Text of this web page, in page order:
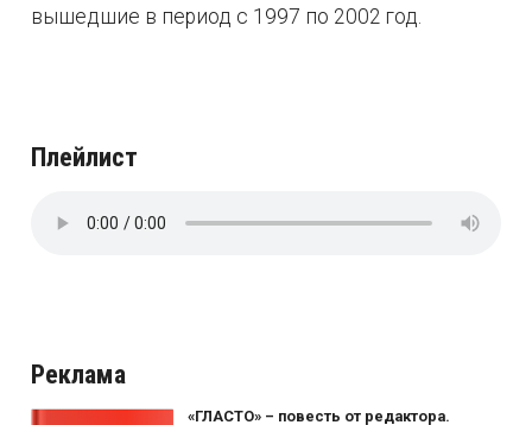
вышедшие в период с 1997 по 2002 год.
Плейлист
Реклама
«ГЛАСТО» – повесть от редактора.